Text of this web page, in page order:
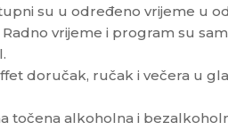
su u određeno vrijeme u
Radno vrijeme i program su
doručak, ručak i večera u
točena alkoholna i